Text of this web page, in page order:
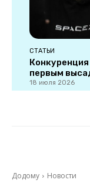
СТАТЬИ
первым
18 июля 2026